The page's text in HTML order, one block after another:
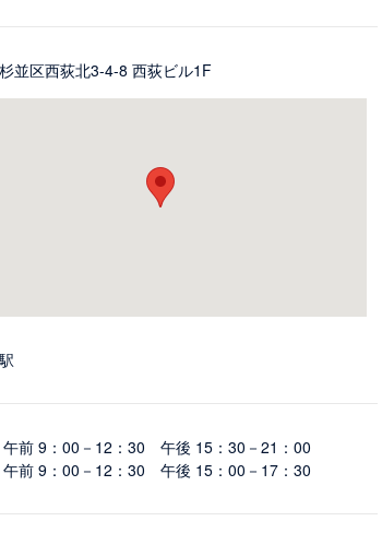
並区西荻北3-4-8 西荻ビル1F
前 9：00－12：30 午後 15：30－21：00
前 9：00－12：30 午後 15：00－17：30